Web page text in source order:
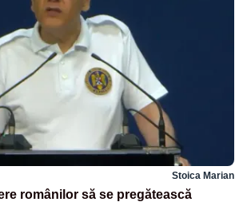
Stoica Marian
românilor să se pregătească